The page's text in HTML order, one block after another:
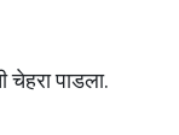
चेहरा पाडला.